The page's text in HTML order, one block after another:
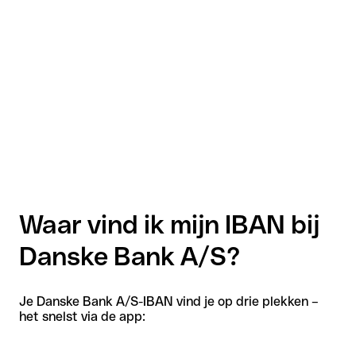
Waar vind ik mijn IBAN bij
Danske Bank A/S?
Je Danske Bank A/S-IBAN vind je op drie plekken –
het snelst via de app: